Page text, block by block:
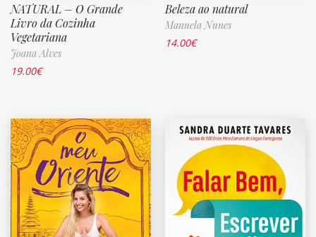
NATURAL – O Grande
Livro da Cozinha
Vegetariana
Joana Alves
19.00€
Beleza ao natural
Manuela Nunes
14.00€